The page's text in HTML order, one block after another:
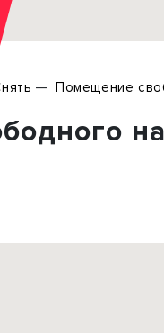
участок
здание
Помещение